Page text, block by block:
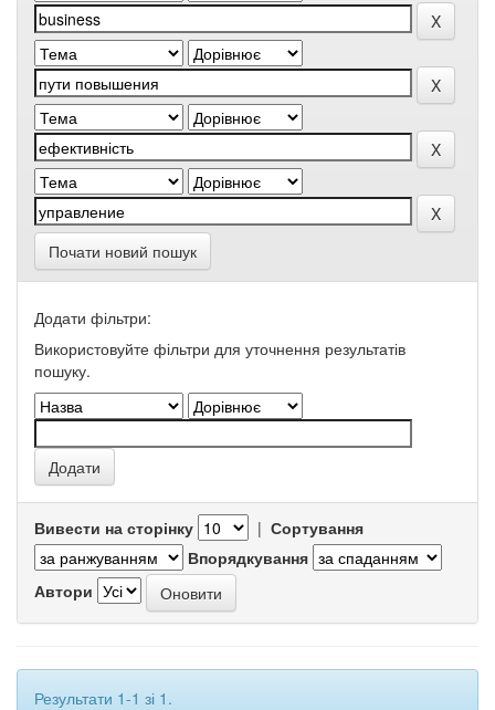
Почати новий пошук
Додати фільтри:
Використовуйте фільтри для уточнення результатів
пошуку.
Вивести на сторінку | Сортування
Впорядкування
Автори
Результати 1-1 зі 1.